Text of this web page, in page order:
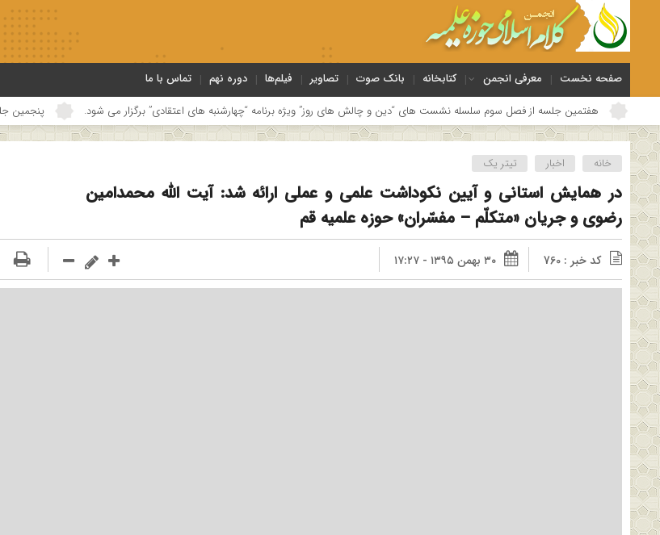
صفحه نخست معرفی انجمن کتابخانه بانک صوت تصاویر فیلم‌ها دوره نهم تماس با ما
از فصل سوم سلسله نشست های “دین و چالش های روز” ویژه برنامه “چهارشنبه های اعتقادی” برگزار می شود. پنجمین جلسه از فصل سوم سلسله
خانه اخبار تیتر یک
در همایش استانی و آیین نکوداشت علمی و عملی ارائه شد: آیت الله محمدامین
رضوی و جریان «متکلّم – مفسّران» حوزه علمیه قم
کد خبر : 760 ۳۰ بهمن ۱۳۹۵ - ۱۷:۲۷